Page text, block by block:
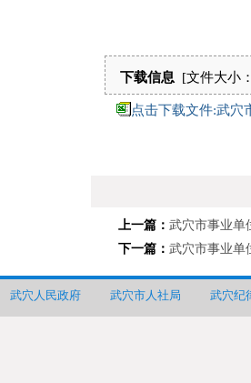
下载信息 [文件大小
点击下载文件:武穴
上一篇： 武穴市事业单
下一篇： 武穴市事业单
武穴人民政府 武穴市人社局 武穴纪